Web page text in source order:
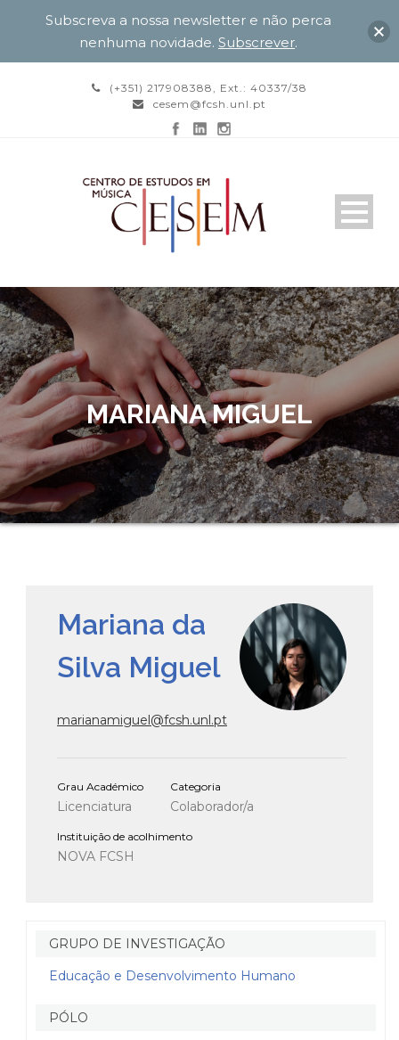
(+351) 217908388, Ext.: 40337/38
cesem@fcsh.unl.pt
MARIANA MIGUEL
Mariana da
Silva Miguel
marianamiguel@fcsh.unl.pt
Grau Académico
Licenciatura
Categoria
Colaborador/a
Instituição de acolhimento
NOVA FCSH
GRUPO DE INVESTIGAÇÃO
Educação e Desenvolvimento Humano
PÓLO
Subscreva a nossa newsletter e não perca
nenhuma novidade. Subscrever.